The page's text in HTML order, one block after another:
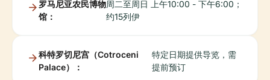
罗马尼亚农民博物
馆：
周二至周日 上午10:00 - 下午6:00；
约15列伊
科特罗切尼宫（Cotroceni
Palace）：
特定日期提供导览，需
提前预订